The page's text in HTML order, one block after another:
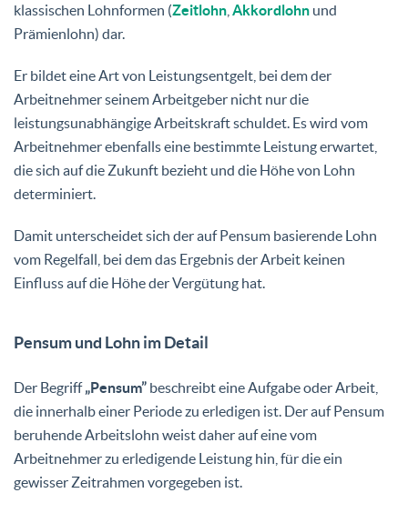
klassischen Lohnformen (Zeitlohn Akkordlohn und
Prämienlohn) dar.
Er bildet eine Art von Leistungsentgelt, bei dem der
Arbeitnehmer seinem Arbeitgeber nicht nur die
leistungsunabhängige Arbeitskraft schuldet. Es wird vom
Arbeitnehmer ebenfalls eine bestimmte Leistung erwartet,
die sich auf die Zukunft bezieht und die Höhe von Lohn
determiniert.
Damit unterscheidet sich der auf Pensum basierende Lohn
vom Regelfall, bei dem das Ergebnis der Arbeit keinen
Einfluss auf die Höhe der Vergütung hat.
Pensum und Lohn im Detail
Der Begriff„Pensum” beschreibt eine Aufgabe oder Arbeit,
die innerhalb einer Periode zu erledigen ist. Der auf Pensum
beruhende Arbeitslohn weist daher auf eine vom
Arbeitnehmer zu erledigende Leistung hin, für die ein
gewisser Zeitrahmen vorgegeben ist.